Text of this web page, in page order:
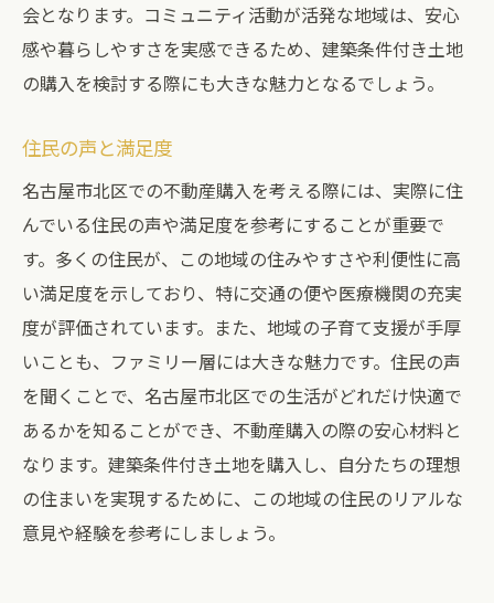
会となります。コミュニティ活動が活発な地域は、安心
感や暮らしやすさを実感できるため、建築条件付き土地
の購入を検討する際にも大きな魅力となるでしょう。
住民の声と満足度
名古屋市北区での不動産購入を考える際には、実際に住
んでいる住民の声や満足度を参考にすることが重要で
す。多くの住民が、この地域の住みやすさや利便性に高
い満足度を示しており、特に交通の便や医療機関の充実
度が評価されています。また、地域の子育て支援が手厚
いことも、ファミリー層には大きな魅力です。住民の声
を聞くことで、名古屋市北区での生活がどれだけ快適で
あるかを知ることができ、不動産購入の際の安心材料と
なります。建築条件付き土地を購入し、自分たちの理想
の住まいを実現するために、この地域の住民のリアルな
意見や経験を参考にしましょう。